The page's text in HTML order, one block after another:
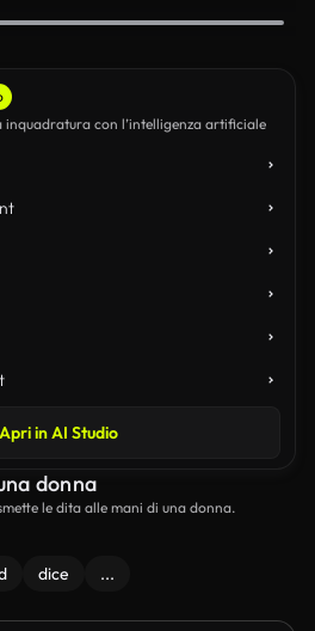
inquadratura con l’intelligenza artificiale
Apri in AI Studio
donna
le dita alle mani di una donna.
dice ...